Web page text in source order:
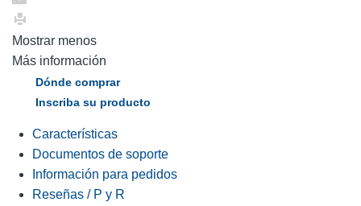
Mostrar menos
Más información
Dónde comprar
Inscriba su producto
Características
Documentos de soporte
Información para pedidos
Reseñas / P y R